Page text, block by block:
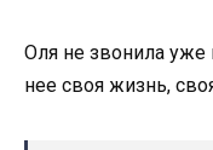
Оля не звонила уже
нее своя жизнь,